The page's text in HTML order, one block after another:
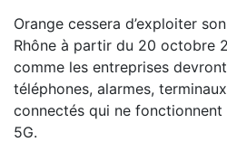
Orange cessera d’exploiter
Rhône à partir du 20 octobre
comme les entreprises
téléphones, alarmes,
connectés qui ne fonctionnent
5G.